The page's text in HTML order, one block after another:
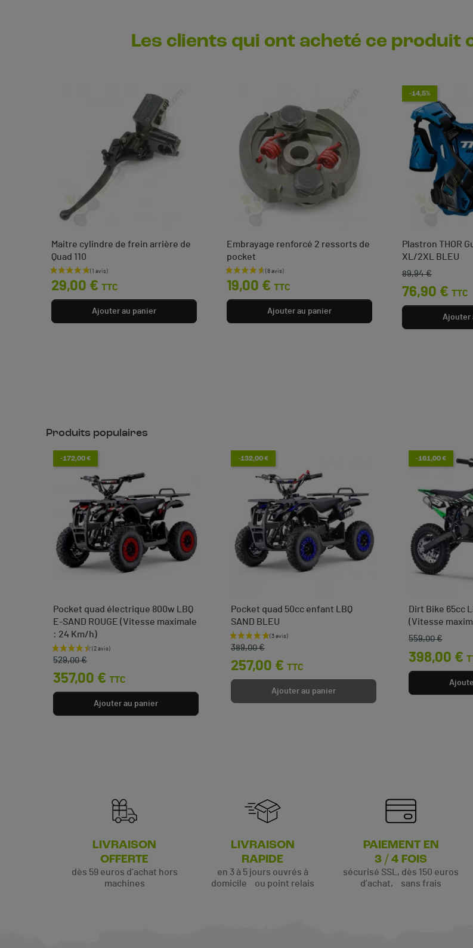
Les clients qui ont acheté ce produit
Maitre cylindre de frein arrière de
Quad 110
Prix
29,00 € TTC
Ajouter au panier
Embrayage renforcé 2 ressorts de
pocket
Prix
19,00 € TTC
Ajouter au panier
-14,5%
Plastron THOR
XL/2XL BLEU
Prix de base
89,94 €
Prix
76,90 € TTC
Ajouter
Produits populaires
-172,00 €
Pocket quad électrique 800w LBQ
E-SAND ROUGE (Vitesse maximale
: 24 Km/h)
Prix de base
529,00 €
Prix
357,00 € TTC
Ajouter au panier
-132,00 €
Pocket quad 50cc enfant LBQ
SAND BLEU
Prix de base
389,00 €
Prix
257,00 € TTC
Ajouter au panier
-161,00 €
Dirt Bike 65cc
(Vitesse
Prix de base
559,00 €
Prix
398,00 €
LIVRAISON
OFFERTE
dès 59 euros d’achat hors
machines
LIVRAISON
RAPIDE
en 3 à 5 jours ouvrés à
domicile ou point relais
PAIEMENT EN
3 / 4 FOIS
sécurisé SSL, dès 150 euros
d’achat, sans frais